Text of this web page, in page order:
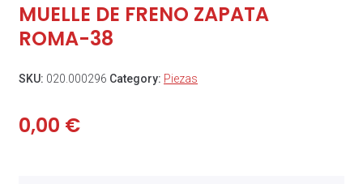
MUELLE DE FRENO ZAPATA
ROMA-38
SKU: 020.000296 Category: Piezas
0,00 €